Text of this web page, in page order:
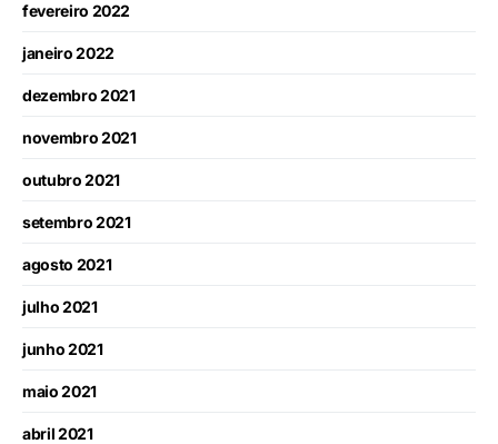
fevereiro 2022
janeiro 2022
dezembro 2021
novembro 2021
outubro 2021
setembro 2021
agosto 2021
julho 2021
junho 2021
maio 2021
abril 2021